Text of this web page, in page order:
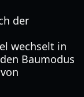
der
wechselt in
Baumodus